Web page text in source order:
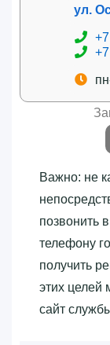
ул.
Важно: не
позвонить
телефону
получить
этих целей
сайт